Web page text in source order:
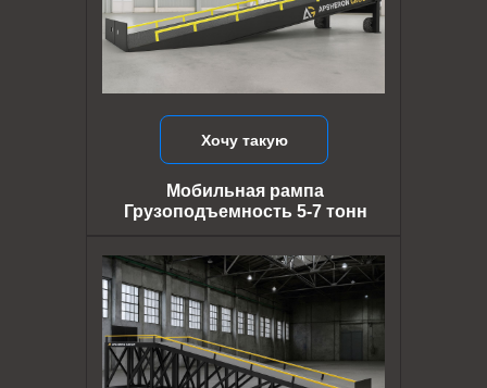
Хочу такую
Мобильная рампа
Грузоподъемность 5-7 тонн